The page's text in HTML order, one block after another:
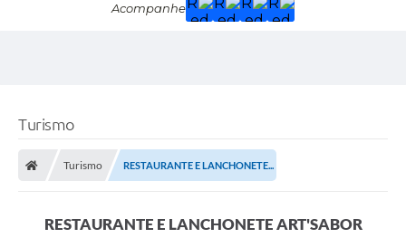
Acompanhe
Turismo
Turismo RESTAURANTE E LANCHONETE...
RESTAURANTE E LANCHONETE ART'SABOR